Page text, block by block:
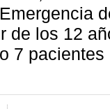
de los 12
7